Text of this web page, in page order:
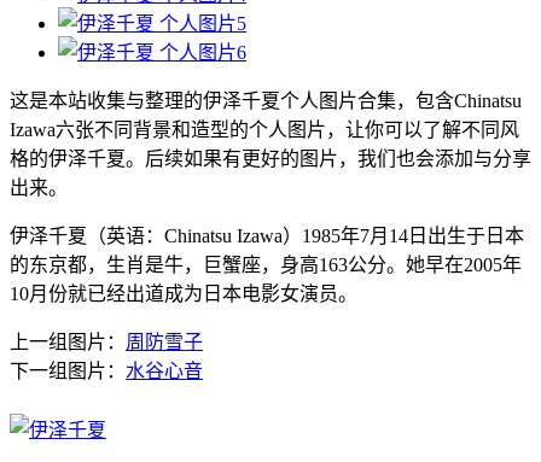
这是本站收集与整理的伊泽千夏个人图片合集，包含Chinatsu
Izawa六张不同背景和造型的个人图片，让你可以了解不同风
格的伊泽千夏。后续如果有更好的图片，我们也会添加与分享
出来。
伊泽千夏（英语：Chinatsu Izawa）1985年7月14日出生于日本
的东京都，生肖是牛，巨蟹座，身高163公分。她早在2005年
10月份就已经出道成为日本电影女演员。
上一组图片： 周防雪子
下一组图片： 水谷心音